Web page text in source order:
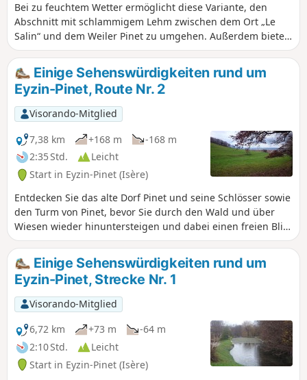
Bei zu feuchtem Wetter ermöglicht diese Variante, den
Abschnitt mit schlammigem Lehm zwischen dem Ort „Le
Salin“ und dem Weiler Pinet zu umgehen. Außerdem bietet
sie einen Blick auf einen Teil des Schlosses von Montfort.
Einige Sehenswürdigkeiten rund um
Eyzin-Pinet, Route Nr. 2
Visorando-Mitglied
7,38 km
+168 m
-168 m
2:35 Std.
Leicht
Start in Eyzin-Pinet (Isère)
Entdecken Sie das alte Dorf Pinet und seine Schlösser sowie
den Turm von Pinet, bevor Sie durch den Wald und über
Wiesen wieder hinuntersteigen und dabei einen freien Blick
auf das Pilat-Massiv, die Monts du Lyonnais und den Mont
Verdun in den Monts d'Or genießen.
Einige Sehenswürdigkeiten rund um
Eyzin-Pinet, Strecke Nr. 1
Visorando-Mitglied
6,72 km
+73 m
-64 m
2:10 Std.
Leicht
Start in Eyzin-Pinet (Isère)